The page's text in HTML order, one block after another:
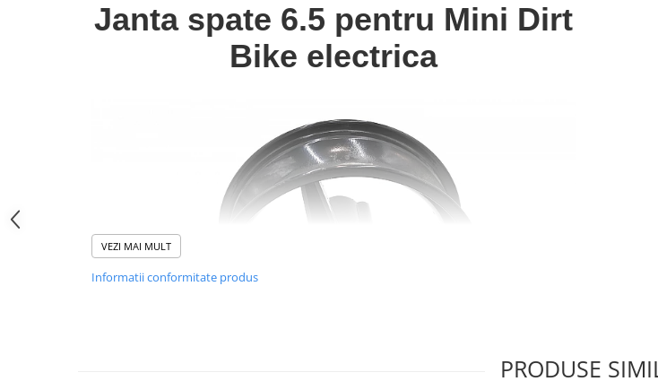
Janta spate 6.5 pentru Mini Dirt
Bike electrica
VEZI MAI MULT
Informatii conformitate produs
PRODUSE